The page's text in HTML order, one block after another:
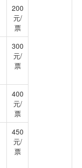
200
元/
票
300
元/
票
400
元/
票
450
元/
票